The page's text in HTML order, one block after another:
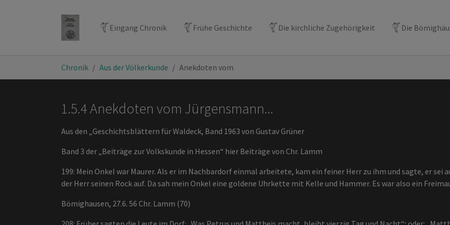
Chronik
vonBömighausen Eingang Chronik Chronik
vonBömighausen Frühe Geschichte Chronik
vonBömighausen Die kirchliche Zugehörigkeit Chronik
vonBömighausen Die
Chronik Aus der Völkerkunde Anekdoten vom
1.5.4 Anekdoten vom Jürgensmann...
Aus den „Geschichtsblättern für Waldeck, Band 1963 von Gustav Grüner
Band 3 der „Beiträge zur Volkskunde in Hessen“ hier Beiträge von Chr. Lamm
199: Mein Onkel war Maurer. Als er im Nachbardorf einmal arbeitete, kam ein feiner Herr zu ihm und sagte, er sei
der Herr seinen Rock auf. Da sah mein Onkel eine goldene Uhrkette mit Kelle und Hammer. Es war also ein
Bömighausen, 27.6. 56 Chr. Lamm (70)